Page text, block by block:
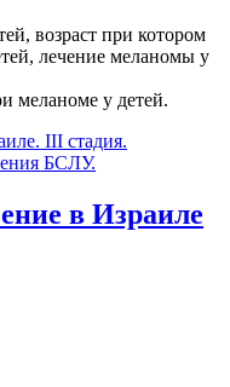
возраст при котором
лечение меланомы у
меланоме у детей.
в Израиле